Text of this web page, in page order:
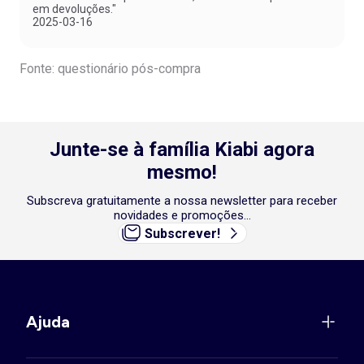
em devoluções."
2025-03-16
Fonte: questionário pós-compra
Junte-se à família Kiabi agora
mesmo!
Subscreva gratuitamente a nossa newsletter para receber
novidades e promoções...
Subscrever!
Ajuda